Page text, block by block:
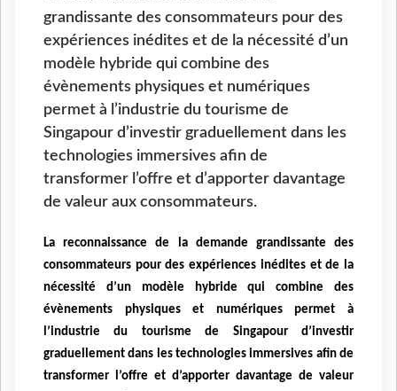
grandissante des consommateurs pour des
expériences inédites et de la nécessité d’un
modèle hybride qui combine des
évènements physiques et numériques
permet à l’industrie du tourisme de
Singapour d’investir graduellement dans les
technologies immersives afin de
transformer l’offre et d’apporter davantage
de valeur aux consommateurs.
La reconnaissance de la demande grandissante des
consommateurs pour des expériences inédites et de la
nécessité d’un modèle hybride qui combine des
évènements physiques et numériques permet à
l’industrie du tourisme de Singapour d’investir
graduellement dans les technologies immersives afin de
transformer l’offre et d’apporter davantage de valeur